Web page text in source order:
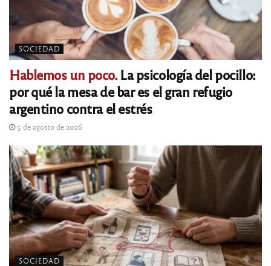
SOCIEDAD
Hablemos un poco.La psicología del pocillo:
por qué la mesa de bar es el gran refugio
argentino contra el estrés
5 de agosto de 2026
SOCIEDAD